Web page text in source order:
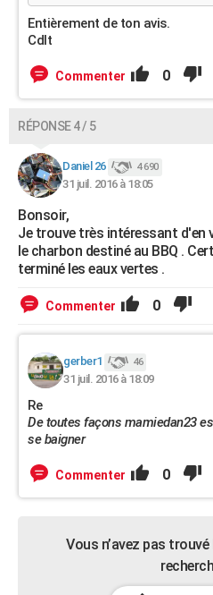
Entièrement de ton avis.
Cdlt
Commenter 0
RÉPONSE 4 / 5
Daniel 26 4 690
31 juil. 2016 à 18:05
Bonsoir,
Je trouve très intéressant d'en
le charbon destiné au BBQ .
terminé les eaux vertes .
Commenter 0
gerber1 46
31 juil. 2016 à 18:09
Re
De toutes façons mamiedan23
se baigner
Commenter 0
Vous n’avez pas